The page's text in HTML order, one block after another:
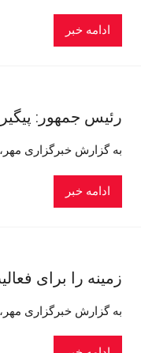
ادامه خبر
رئیس جمهور:
به گزارش خبرگزاری
ادامه خبر
زمینه را برای
به گزارش خبرگزاری